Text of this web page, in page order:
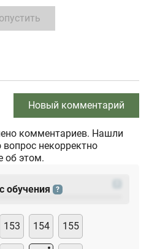
Новый комментарий
комментариев. Нашли
вопрос некорректно
об этом.
обучения ?
153 154 155